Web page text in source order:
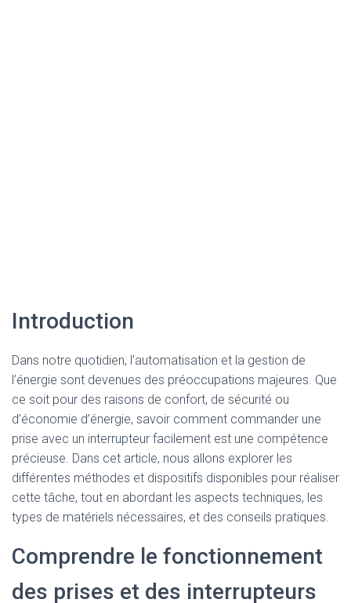
Introduction
Dans notre quotidien, l’automatisation et la gestion de
l’énergie sont devenues des préoccupations majeures. Que
ce soit pour des raisons de confort, de sécurité ou
d’économie d’énergie, savoir comment commander une
prise avec un interrupteur facilement est une compétence
précieuse. Dans cet article, nous allons explorer les
différentes méthodes et dispositifs disponibles pour réaliser
cette tâche, tout en abordant les aspects techniques, les
types de matériels nécessaires, et des conseils pratiques.
Comprendre le fonctionnement
des prises et des interrupteurs